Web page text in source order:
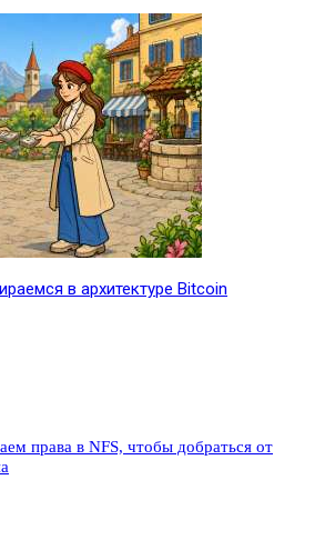
в архитектуре Bitcoin
права в NFS, чтобы добраться от